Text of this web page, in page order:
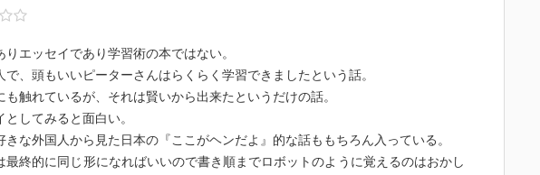
りエッセイであり学習術の本ではない。
で、頭もいいピーターさんはらくらく学習できましたという話。
も触れているが、それは賢いから出来たというだけの話。
としてみると面白い。
きな外国人から見た日本の『ここがヘンだよ』的な話ももちろん入っている。
最終的に同じ形になればいいので書き順までロボットのように覚えるのはおかし